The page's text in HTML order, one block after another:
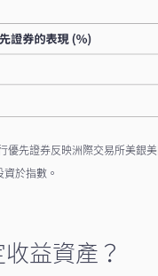
先證券反映洲際交易所美銀
於指數。
益資產？